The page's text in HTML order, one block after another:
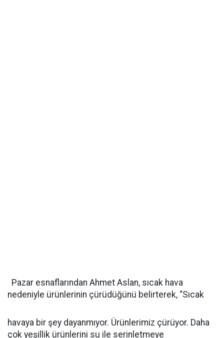
Pazar esnaflarından Ahmet Aslan, sıcak hava
nedeniyle ürünlerinin çürüdüğünü belirterek, “Sıcak
havaya bir şey dayanmıyor. Ürünlerimiz çürüyor. Daha
çok yeşillik ürünlerini su ile serinletmeye